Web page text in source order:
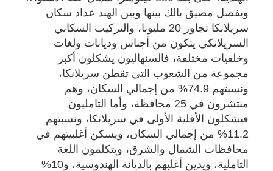
ويفصل مضيق بالك بينها وبين الهند عداد سكان
سريلانكا تجاوز 20 مليونا، والتركيب السكاني
السريلانكي يتكون من أجناس وديانات ولغات
وخلفيات مختلفة، فالسنهاليون يشكلون أكبر
مجموعة من الشعوب التي تقطن سريلانكا،
ونسبتهم 74.9% من إجمالي السكان، وهم
منتشرون في 25 محافظة، وأما التامليون
فيشكلون الأقلية الأولى في سريلانكا، ونسبتهم
11.2% من إجمالي السكان، ويسكن أغلبيتهم في
محافظات الشمال والشرق، ويتكلمون اللغة
التاملية، ويدين أغلبهم بالديانة الهندوسية، و10%